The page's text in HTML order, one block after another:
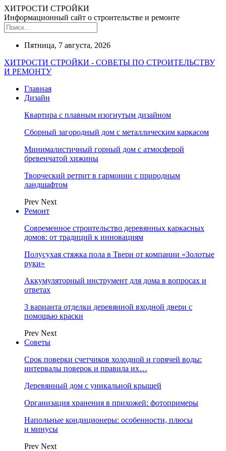
ХИТРОСТИ СТРОЙКИ
Информационный сайт о строительстве и ремонте
Пятница, 7 августа, 2026
ХИТРОСТИ СТРОЙКИ - СОВЕТЫ ПО СТРОИТЕЛЬСТВУ
И РЕМОНТУ
Главная
Дизайн
Квартира с плавным изогнутым дизайном
Сборный загородный дом с металлическим каркасом
Минималистичный горный дом с атмосферой
бревенчатой хижины
Творческий ретрит в гармонии с природным
ландшафтом
Prev Next
Ремонт
Современное строительство деревянных каркасных
домов: от традиций к инновациям
Полусухая стяжка пола в Твери от компании «Золотые
руки»
Аккумуляторный инструмент для дома в вопросах и
ответах
3 варианта отделки деревянной входной двери с
помощью краски
Prev Next
Советы
Срок поверки счетчиков холодной и горячей воды:
интервалы поверок и правила их…
Деревянный дом с уникальной крышей
Организация хранения в прихожей: фотопримеры
Напольные кондиционеры: особенности, плюсы
и минусы
Prev Next